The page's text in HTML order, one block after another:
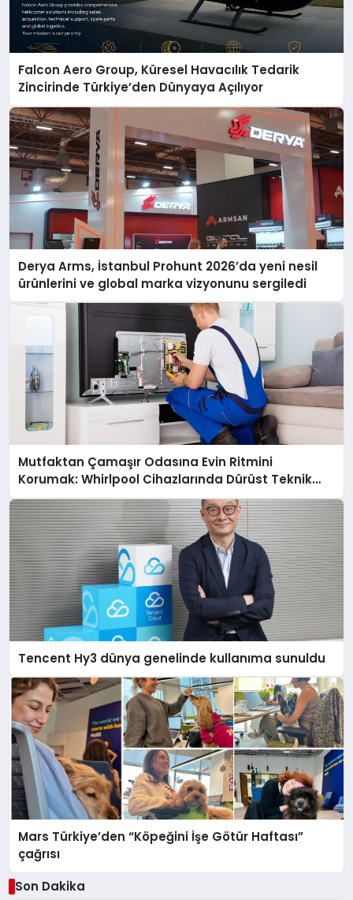
Falcon Aero Group, Küresel Havacılık Tedarik
Zincirinde Türkiye’den Dünyaya Açılıyor
Derya Arms, İstanbul Prohunt 2026’da yeni nesil
ürünlerini ve global marka vizyonunu sergiledi
Mutfaktan Çamaşır Odasına Evin Ritmini
Korumak: Whirlpool Cihazlarında Dürüst Teknik
Destek Deneyimi
Tencent Hy3 dünya genelinde kullanıma sunuldu
Mars Türkiye’den “Köpeğini İşe Götür Haftası”
çağrısı
Son Dakika